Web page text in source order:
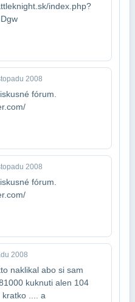
index.php?
2008
fórum.
2008
fórum.
2008
naklikal abo si sam
kuknuti a​len 104
.... a